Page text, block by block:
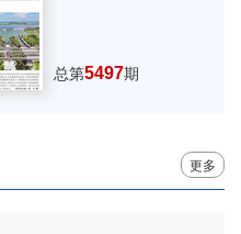
总第5497期
更多